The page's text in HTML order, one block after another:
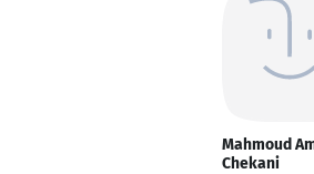
Mahmoud
Chekani